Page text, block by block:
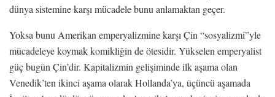
dünya sistemine karşı mücadele bunu anlamaktan geçer.
Yoksa bunu Amerikan emperyalizmine karşı Çin “sosyalizmi”yle
mücadeleye koymak komikliğin de ötesidir. Yükselen emperyalist
güç bugün Çin’dir. Kapitalizmin gelişiminde ilk aşama olan
Venedik’ten ikinci aşama olarak Hollanda’ya, üçüncü aşamada